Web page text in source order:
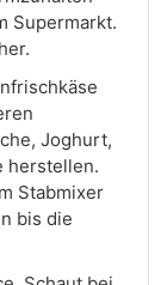
Supermarkt.
Joghurt,
herstellen.
Stabmixer
bis die